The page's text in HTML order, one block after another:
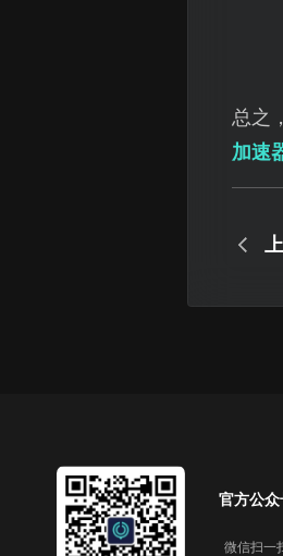
总之
加速
官方公众
微信扫一